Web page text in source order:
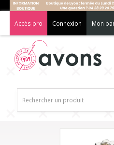
Accès pro Connexion Mon